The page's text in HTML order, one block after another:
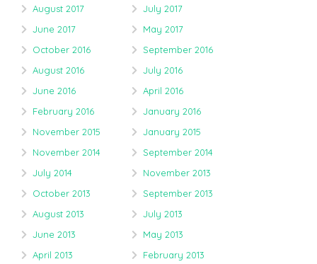
August 2017
July 2017
June 2017
May 2017
October 2016
September 2016
August 2016
July 2016
June 2016
April 2016
February 2016
January 2016
November 2015
January 2015
November 2014
September 2014
July 2014
November 2013
October 2013
September 2013
August 2013
July 2013
June 2013
May 2013
April 2013
February 2013